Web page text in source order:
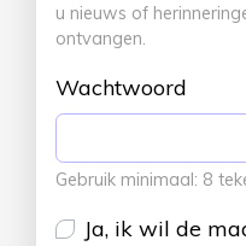
u nieuws of
ontvangen.
Wachtwoord
Gebruik minimaal: 8
Ja, ik wil de